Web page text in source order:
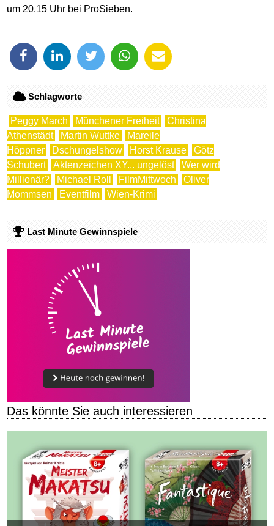
um 20.15 Uhr bei ProSieben.
Schlagworte
Peggy March Münchener Freiheit
Christina
Athenstädt
Martin Wuttke
Mareile
Höppner
Dschungelshow Horst Krause
Götz
Schubert
Aktenzeichen XY... ungelöst
Wer wird
Millionär?
Michael Roll FilmMittwoch
Oliver
Mommsen
Eventfilm Wien-Krimi
Last Minute Gewinnspiele
Das könnte Sie auch interessieren